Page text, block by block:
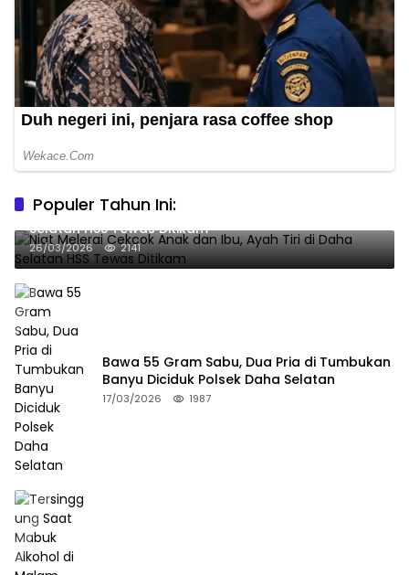
Populer Tahun Ini:
Niat Melerai Cekcok Anak dan Ibu, Ayah Tiri di Daha
Selatan HSS Tewas Ditikam
26/03/2026 2141
Bawa 55 Gram Sabu, Dua Pria di Tumbukan
Banyu Diciduk Polsek Daha Selatan
17/03/2026 1987